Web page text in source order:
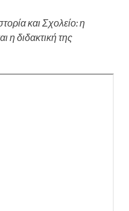
και Σχολείο: η
η διδακτική της